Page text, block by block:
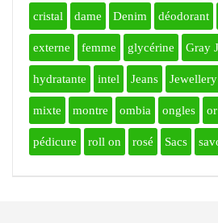
cristal dame Denim déodorant
externe femme glycérine Gray
hydratante intel Jeans Jewellery
mixte montre ombia ongles or
pédicure roll on rosé Sacs